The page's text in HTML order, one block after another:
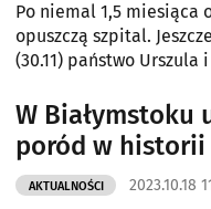
Po niemal 1,5 miesiąca
opuszczą szpital.
(30.11) państwo
W Białymstoku
poród w historii
AKTUALNOŚCI 2023.10.18